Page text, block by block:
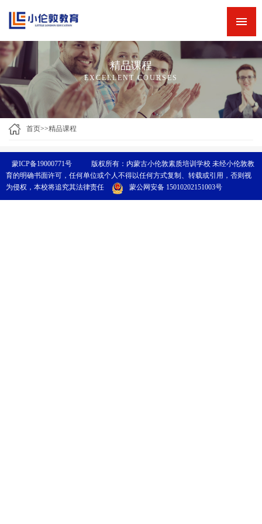
新闻中心
精品课程
师资力量
关于小伦敦
精品课程
EXCELLENT COURSES
首页>>精品课程
蒙ICP备19000771号
版权所有：内蒙古小伦敦素质培训学校 未经小伦敦教
育的明确书面许可，任何单位或个人不得以任何方式复制、转载或引用，否则视
为侵权，本校将追究其法律责任
蒙公网安备 15010202151003号